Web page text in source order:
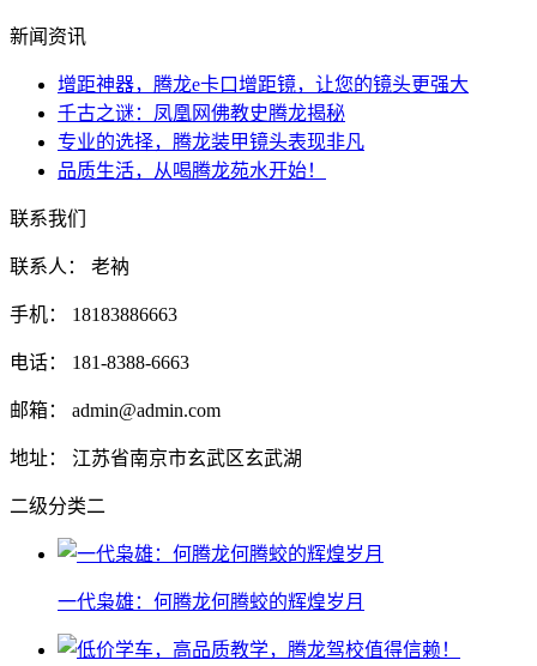
新闻资讯
增距神器，腾龙e卡口增距镜，让您的镜头更强大
千古之谜：凤凰网佛教史腾龙揭秘
专业的选择，腾龙装甲镜头表现非凡
品质生活，从喝腾龙苑水开始！
联系我们
联系人： 老衲
手机： 18183886663
电话： 181-8388-6663
邮箱： admin@admin.com
地址： 江苏省南京市玄武区玄武湖
二级分类二
一代枭雄：何腾龙何腾蛟的辉煌岁月